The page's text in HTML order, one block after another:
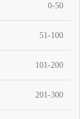
0-50
51-100
101-200
201-300